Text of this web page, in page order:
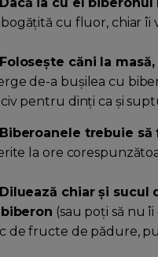
Dacă ia cu el
cu fluor, chiar îi
Folosește căni la
de-a bușilea cu
pentru dinți ca și
Biberoanele trebuie
la ore
Diluează chiar și
(sau poți să nu
de fructe de pădure,